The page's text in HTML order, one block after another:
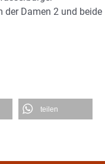
der Damen 2 und beide
teilen